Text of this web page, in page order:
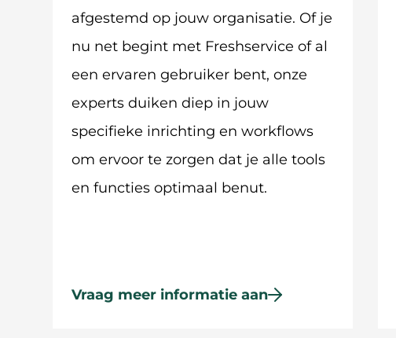
afgestemd op jouw organisatie. Of je
nu net begint met Freshservice of al
een ervaren gebruiker bent, onze
experts duiken diep in jouw
specifieke inrichting en workflows
om ervoor te zorgen dat je alle tools
en functies optimaal benut.
Vraag meer informatie aan